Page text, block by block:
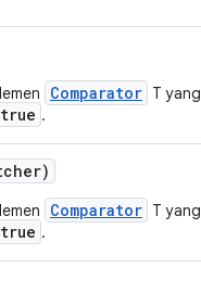
Comparator T yang
true .
Comparator T yang
true .